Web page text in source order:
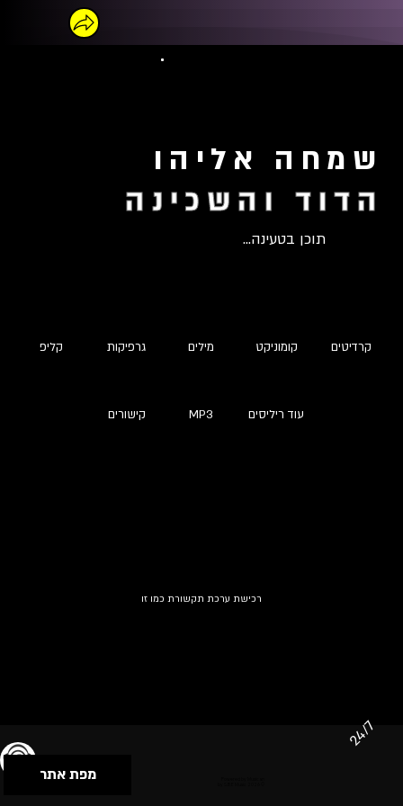
שמחה אליהו
הדוד והשכינה
תוכן בטעינה...
קליפ גרפיקות מילים קומוניקט קרדיטים
קישורים MP3 עוד ריליסים
רכישת ערכת תקשורת כמו זו
מפת אתר
24/7